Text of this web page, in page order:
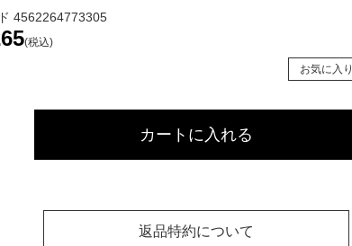
4562264773305
税込
お気に入
カートに入れる
返品特約について